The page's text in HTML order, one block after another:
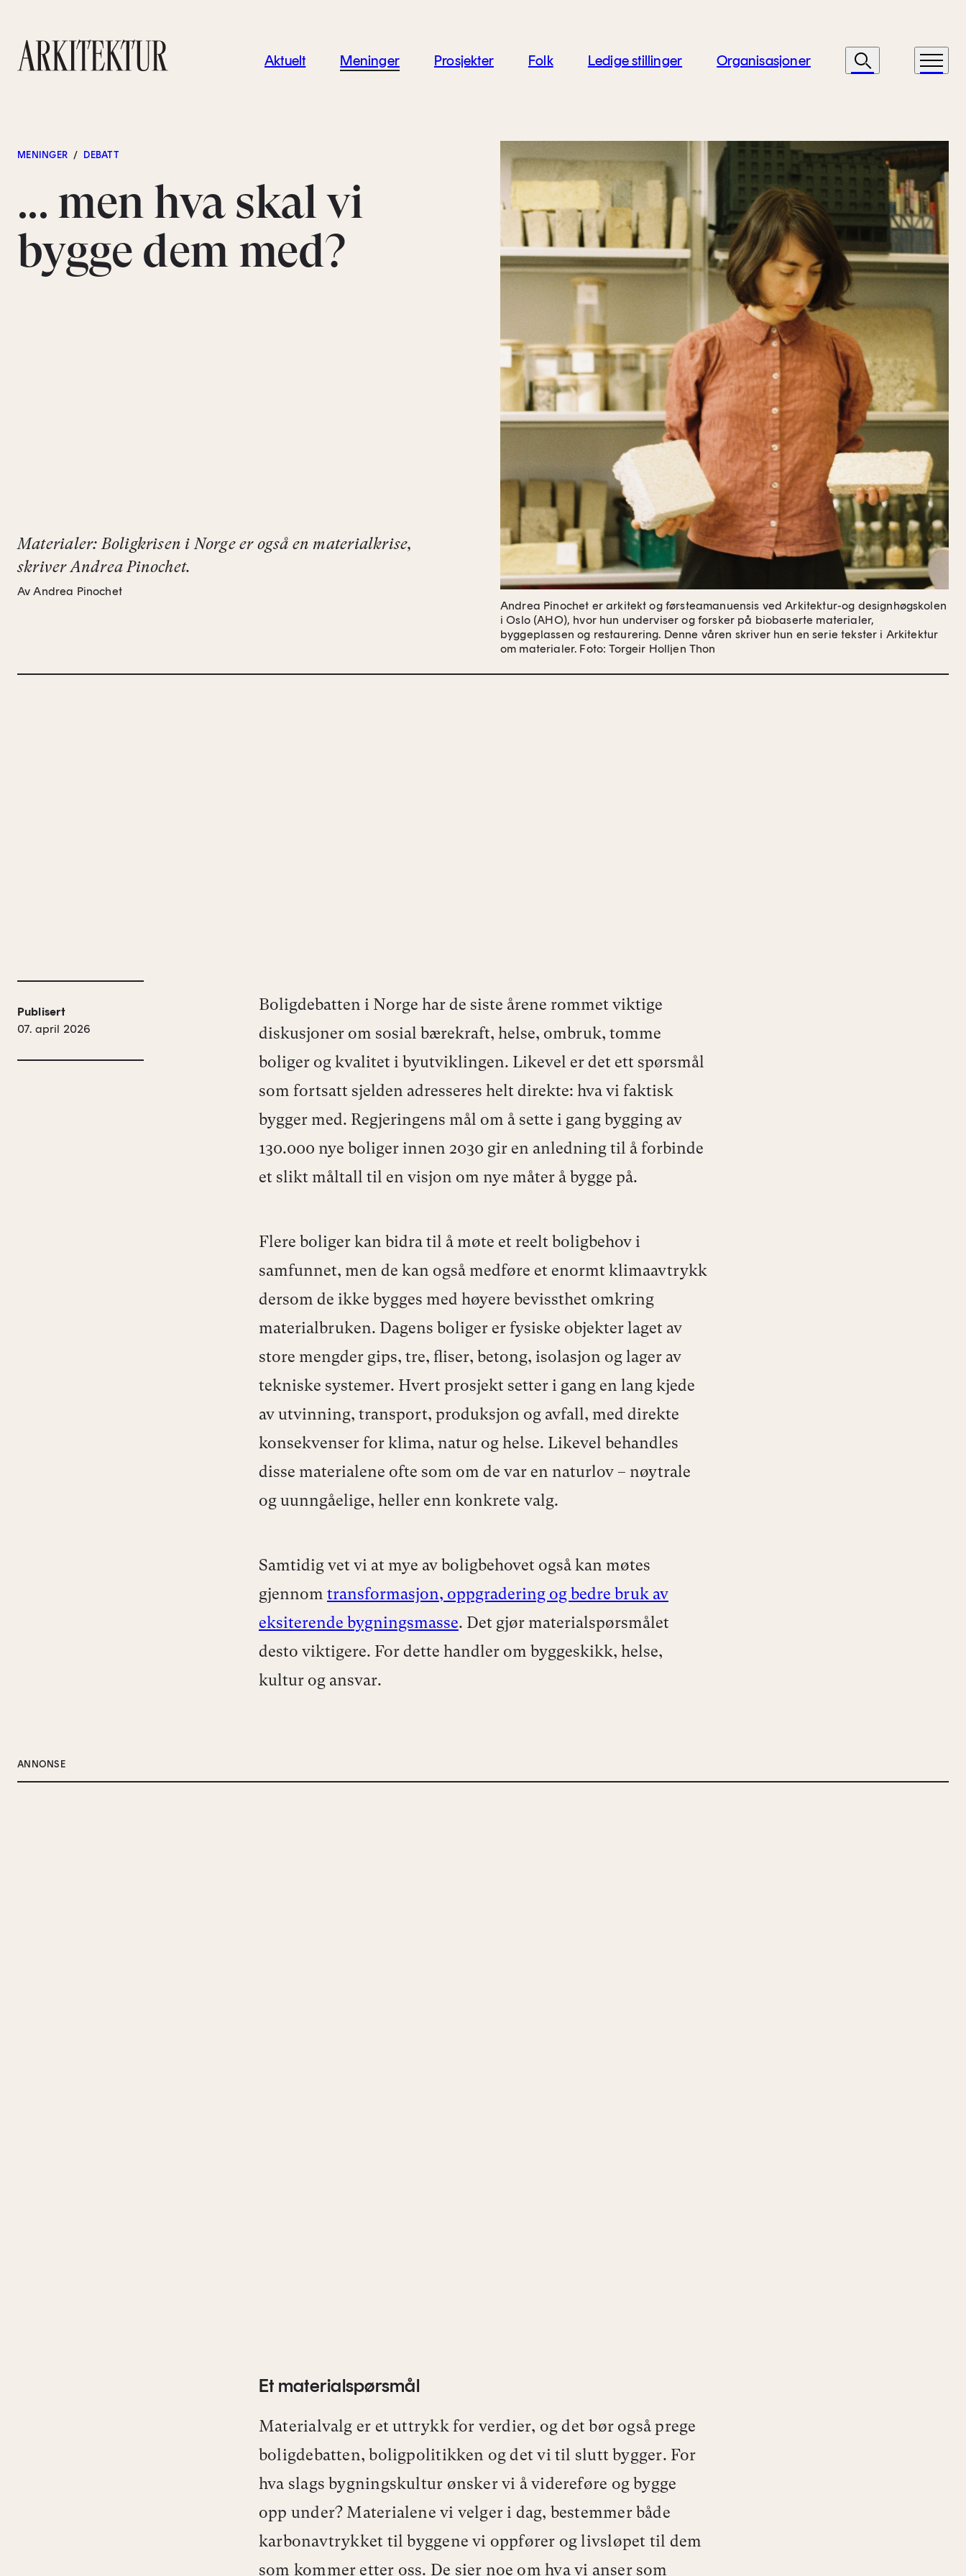
Aktuelt Meninger Prosjekter Folk Ledige stillinger Organisasjoner Søk Meny
MENINGER / DEBATT
... men hva skal vi
bygge dem med?
Materialer: Boligkrisen i Norge er også en materialkrise,
skriver Andrea Pinochet.
Av Andrea Pinochet
Andrea Pinochet er arkitekt og førsteamanuensis ved Arkitektur-og designhøgskolen
i Oslo (AHO), hvor hun underviser og forsker på biobaserte materialer,
byggeplassen og restaurering. Denne våren skriver hun en serie tekster i Arkitektur
om materialer. Foto: Torgeir Holljen Thon
Publisert
07. april 2026
Boligdebatten i Norge har de siste årene rommet viktige
diskusjoner om sosial bærekraft, helse, ombruk, tomme
boliger og kvalitet i byutviklingen. Likevel er det ett spørsmål
som fortsatt sjelden adresseres helt direkte: hva vi faktisk
bygger med. Regjeringens mål om å sette i gang bygging av
130.000 nye boliger innen 2030 gir en anledning til å forbinde
et slikt måltall til en visjon om nye måter å bygge på.
Flere boliger kan bidra til å møte et reelt boligbehov i
samfunnet, men de kan også medføre et enormt klimaavtrykk
dersom de ikke bygges med høyere bevissthet omkring
materialbruken. Dagens boliger er fysiske objekter laget av
store mengder gips, tre, fliser, betong, isolasjon og lager av
tekniske systemer. Hvert prosjekt setter i gang en lang kjede
av utvinning, transport, produksjon og avfall, med direkte
konsekvenser for klima, natur og helse. Likevel behandles
disse materialene ofte som om de var en naturlov – nøytrale
og uunngåelige, heller enn konkrete valg.
Samtidig vet vi at mye av boligbehovet også kan møtes
gjennom transformasjon, oppgradering og bedre bruk av
eksiterende bygningsmasse. Det gjør materialspørsmålet
desto viktigere. For dette handler om byggeskikk, helse,
kultur og ansvar.
ANNONSE
Et materialspørsmål
Materialvalg er et uttrykk for verdier, og det bør også prege
boligdebatten, boligpolitikken og det vi til slutt bygger. For
hva slags bygningskultur ønsker vi å videreføre og bygge
opp under? Materialene vi velger i dag, bestemmer både
karbonavtrykket til byggene vi oppfører og livsløpet til dem
som kommer etter oss. De sier noe om hva vi anser som